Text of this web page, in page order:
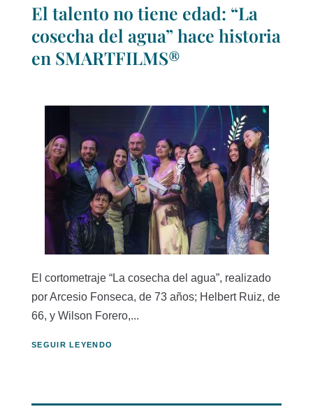
El talento no tiene edad: “La
cosecha del agua” hace historia
en SMARTFILMS®
El cortometraje “La cosecha del agua”, realizado
por Arcesio Fonseca, de 73 años; Helbert Ruiz, de
66, y Wilson Forero,...
SEGUIR LEYENDO